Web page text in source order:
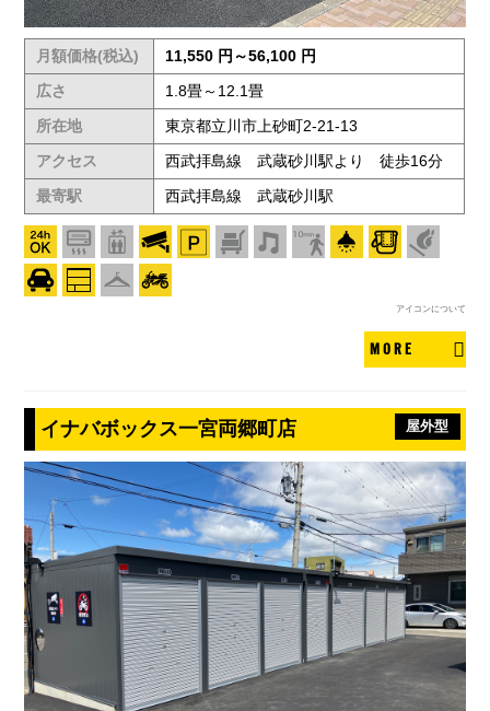
月額価格(税込)
11,550 円～56,100 円
広さ
1.8畳～12.1畳
所在地
東京都立川市上砂町2-21-13
アクセス
西武拝島線 武蔵砂川駅より 徒歩16分
最寄駅
西武拝島線 武蔵砂川駅
アイコンについて
MORE
イナバボックス一宮両郷町店 屋外型